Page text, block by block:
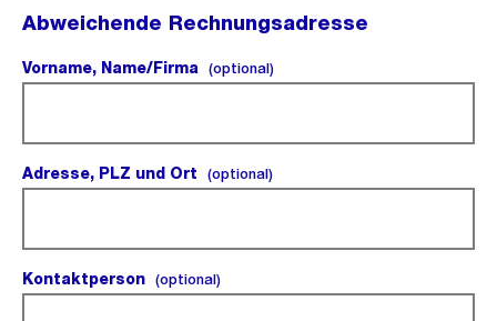
Abweichende Rechnungsadresse
Vorname, Name/Firma (optional)(optional).
Adresse, PLZ und Ort (optional)(optional).
Kontaktperson (optional)(optional).